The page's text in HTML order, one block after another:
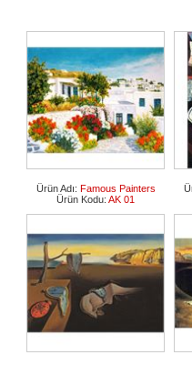
Ürün Adı: Famous Painters
Ürün Kodu: AK 01